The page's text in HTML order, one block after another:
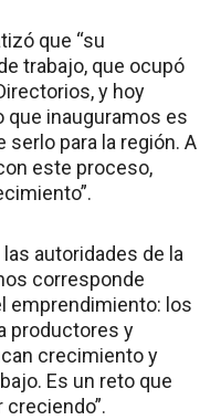
que “su
trabajo, que ocupó
y hoy
que inauguramos es
serlo para la región. A
este proceso,
autoridades de la
corresponde
emprendimiento: los
productores y
crecimiento y
Es un reto que